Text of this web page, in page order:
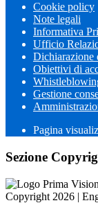
Cookie policy
Note legali
Informativa
Ufficio
Dichiarazione
Obiettivi di
Gestione
Pagina
Sezione
Copyright 2026 |